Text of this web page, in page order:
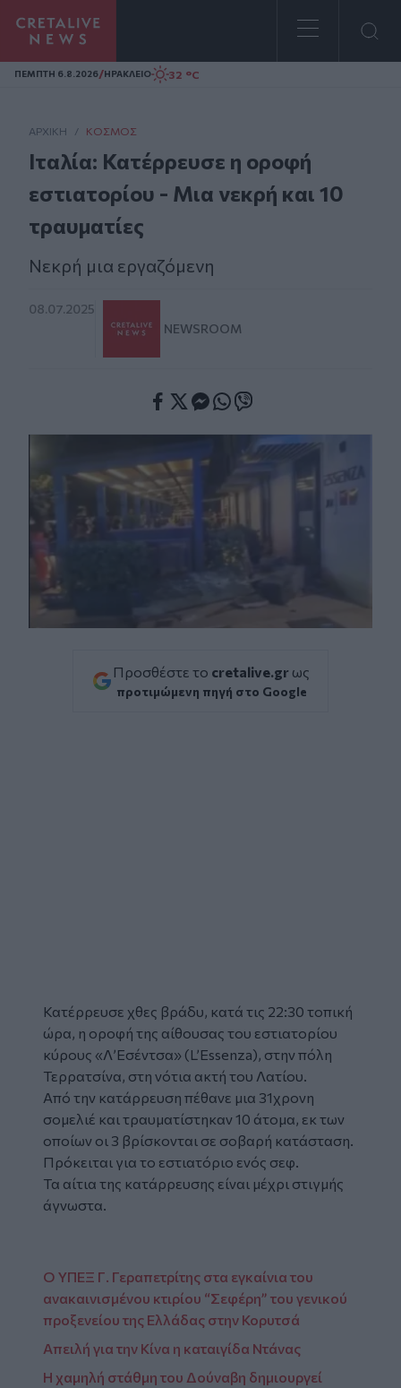
Homepage
ΠΕΜΠΤΗ 6.8.2026/ΗΡΑΚΛΕΙΟ 32 °C
ΑΡΧΙΚΗ / ΚΌΣΜΟΣ
Ιταλία: Κατέρρευσε η οροφή
εστιατορίου - Μια νεκρή και 10
τραυματίες
Nεκρή μια εργαζόμενη
08.07.2025
NEWSROOM
Προσθέστε το cretalive.gr ως
προτιμώμενη πηγή στο Google
Κατέρρευσε χθες βράδυ, κατά τις 22:30 τοπική
ώρα, η οροφή της αίθουσας του εστιατορίου
κύρους «Λ’Εσέντσα» (L’Essenza), στην πόλη
Τερρατσίνα, στη νότια ακτή του Λατίου.
Από την κατάρρευση πέθανε μια 31χρονη
σομελιέ και τραυματίστηκαν 10 άτομα, εκ των
οποίων οι 3 βρίσκονται σε σοβαρή κατάσταση.
Πρόκειται για το εστιατόριο ενός σεφ.
Τα αίτια της κατάρρευσης είναι μέχρι στιγμής
άγνωστα.
Ο ΥΠΕΞ Γ. Γεραπετρίτης στα εγκαίνια του
ανακαινισμένου κτιρίου “Σεφέρη” του γενικού
προξενείου της Ελλάδας στην Κορυτσά
Απειλή για την Κίνα η καταιγίδα Ντάνας
Η χαμηλή στάθμη του Δούναβη δημιουργεί